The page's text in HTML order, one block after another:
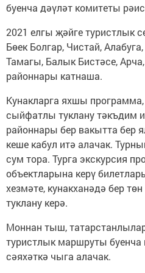
буенча дәүләт комитеты
2021 елгы җәйге туристлык
Бөек Болгар, Чистай,
Тамагы, Балык Бистәсе,
районнары катнаша.
Кунакларга яхшы
сыйфатлы туклану тәкъдим
районнары бер вакытта бер
кеше кабул итә алачак.
сум тора. Турга экскурсия
объектларына керү
хезмәте, кунакханәдә бер
туклану керә.
Моннан тыш,
туристлык маршруты буенча
сәяхәткә чыга алачак.